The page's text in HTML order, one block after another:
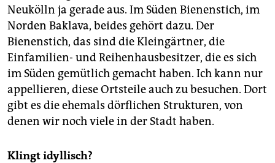
Neukölln ja gerade aus. Im Süden Bienenstich, im
Norden Baklava, beides gehört dazu. Der
Bienenstich, das sind die Kleingärtner, die
Einfamilien- und Reihenhausbesitzer, die es sich
im Süden gemütlich gemacht haben. Ich kann nur
appellieren, diese Ortsteile auch zu besuchen. Dort
gibt es die ehemals dörflichen Strukturen, von
denen wir noch viele in der Stadt haben.
Klingt idyllisch?